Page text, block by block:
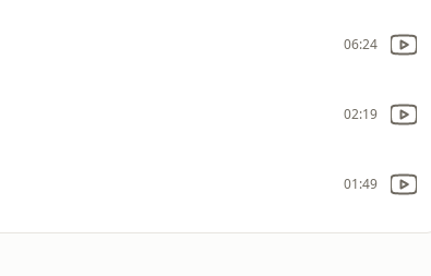
06:24
02:19
01:49